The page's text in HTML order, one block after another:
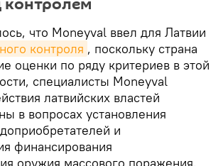
что Moneyval ввел для Латвии
контроля , поскольку страна
оценки по ряду критериев в этой
специалисты Moneyval
латвийских властей
в вопросах установления
и
финансирования
оружия массового поражения.